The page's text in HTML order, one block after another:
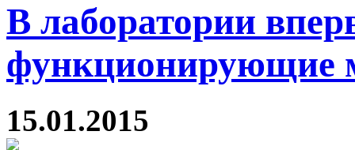
В лаборатории
функционирующие
15.01.2015